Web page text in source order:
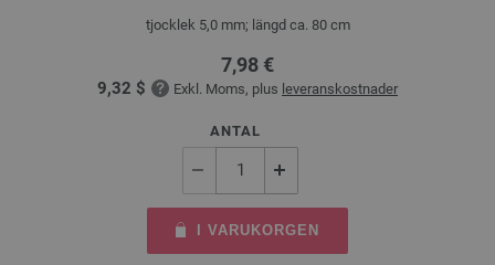
tjocklek 5,0 mm; längd ca. 80 cm
7,98 €
9,32 $ Exkl. Moms, plus leveranskostnader
ANTAL
I VARUKORGEN